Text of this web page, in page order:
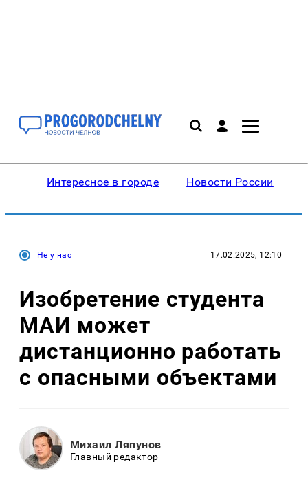
Интересное в городе Новости России
Не у нас 17.02.2025, 12:10
Изобретение студента
МАИ может
дистанционно работать
с опасными объектами
Михаил Ляпунов
Главный редактор